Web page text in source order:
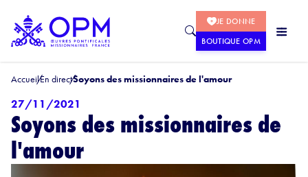
JE DONNE
BOUTIQUE OPM
AccueilEn directSoyons des missionnaires de l'amour
27/11/2021
Soyons des missionnaires de
l'amour